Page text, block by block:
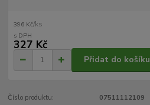
396 Kč/ks
327 Kč
Přidat do košíku
Číslo produktu: 07511112109